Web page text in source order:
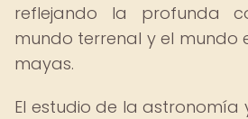
reflejando la profunda
mundo terrenal y el mundo
mayas.
El estudio de la astronomía